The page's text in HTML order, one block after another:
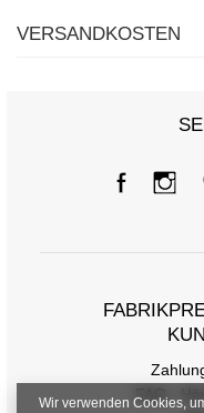
VERSANDKOSTEN
FAQ -
Wir verwenden Cookies,